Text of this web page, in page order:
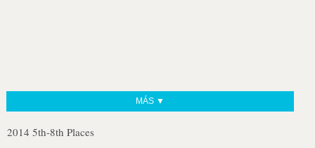
MÁS ▼
2014 5th-8th Places